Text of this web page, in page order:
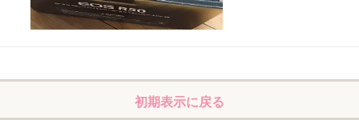
初期表示に戻る